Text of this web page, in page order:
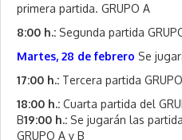
primera partida. GRUPO A
8:00 h.: Segunda partida
Martes, 28 de febrero Se
17:00 h.: Tercera partida
18:00 h.: Cuarta partida del
B19:00 h.: Se jugarán las
GRUPO A y B